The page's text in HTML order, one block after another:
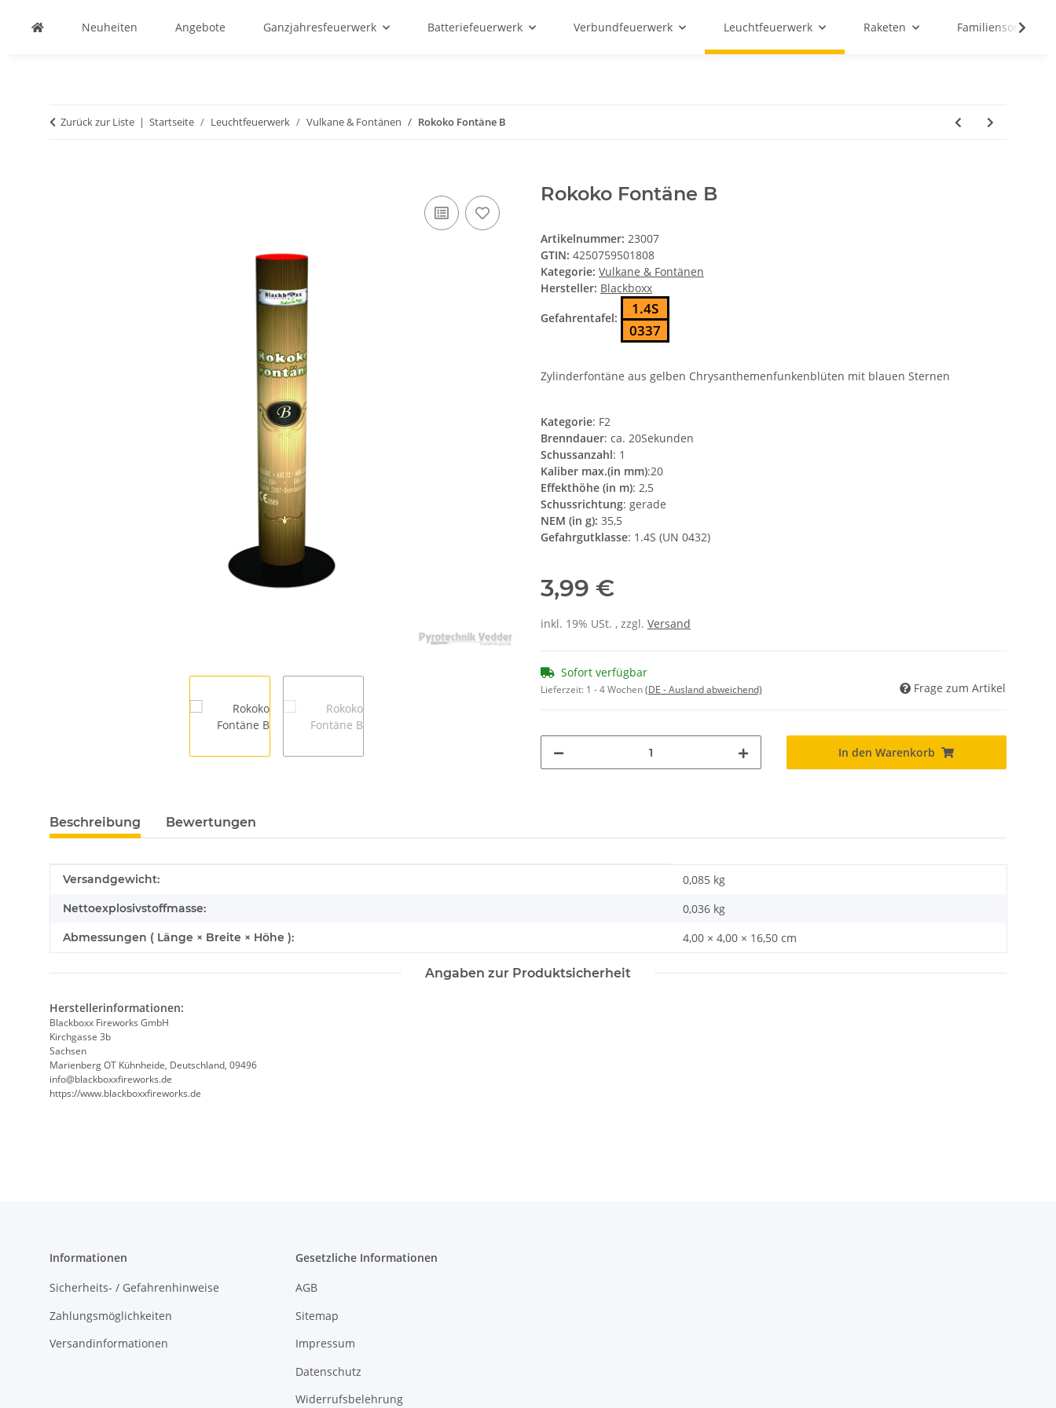
Neuheiten Angebote Ganzjahresfeuerwerk Batteriefeuerwerk Verbundfeuerwerk Leuchtfeuerwerk Raketen
Zurück zur Liste Startseite Leuchtfeuerwerk Vulkane & Fontänen Rokoko Fontäne B
Rokoko Fontäne B
Artikelnummer: 23007
GTIN: 4250759501808
Kategorie: Vulkane & Fontänen
Hersteller: Blackboxx
Gefahrentafel:
1.4S
0337
Zylinderfontäne aus gelben Chrysanthemenfunkenblüten mit blauen Sternen
Kategorie: F2
Brenndauer: ca. 20Sekunden
Schussanzahl: 1
Kaliber max.(in mm):20
Effekthöhe (in m): 2,5
Schussrichtung: gerade
NEM (in g): 35,5
Gefahrgutklasse: 1.4S (UN 0432)
3,99 €
inkl. 19% USt. , zzgl. Versand
Sofort verfügbar
Lieferzeit: 1 - 4 Wochen(DE - Ausland abweichend) Frage zum Artikel
In den Warenkorb
Beschreibung Bewertungen
Produkteigenschaft
Wert
Versandgewicht: 0,085 kg
Nettoexplosivstoffmasse: 0,036 kg
Abmessungen ( Länge × Breite × Höhe ): 4,00 × 4,00 × 16,50 cm
Angaben zur Produktsicherheit
Herstellerinformationen:
Blackboxx Fireworks GmbH
Kirchgasse 3b
Sachsen
Marienberg OT Kühnheide, Deutschland, 09496
info@blackboxxfireworks.de
https://www.blackboxxfireworks.de
Informationen
Sicherheits- / Gefahrenhinweise
Zahlungsmöglichkeiten
Versandinformationen
Gesetzliche Informationen
AGB
Sitemap
Impressum
Datenschutz
Widerrufsbelehrung